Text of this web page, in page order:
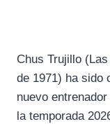
Chus Trujillo
de 1971) ha sido
nuevo
la temporada